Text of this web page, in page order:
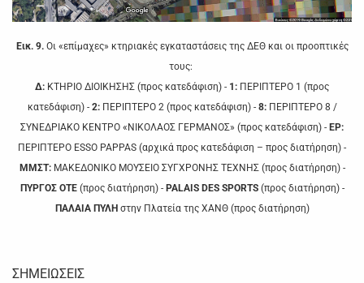
Εικ. 9. Οι «επίμαχες» κτηριακές εγκαταστάσεις της ΔΕΘ και οι προοπτικές
τους:
Δ: ΚΤΗΡΙΟ ΔΙΟΙΚΗΣΗΣ (προς κατεδάφιση) - 1: ΠΕΡΙΠΤΕΡΟ 1 (προς
κατεδάφιση) - 2:ΠΕΡΙΠΤΕΡΟ 2 (προς κατεδάφιση) - 8: ΠΕΡΙΠΤΕΡΟ 8 /
ΣΥΝΕΔΡΙΑΚΟ ΚΕΝΤΡΟ «ΝΙΚΟΛΑΟΣ ΓΕΡΜΑΝΟΣ» (προς κατεδάφιση) - ΕΡ:
ΠΕΡΙΠΤΕΡΟ ESSO PAPPAS (αρχικά προς κατεδάφιση – προς διατήρηση) -
ΜΜΣΤ:ΜΑΚΕΔΟΝΙΚΟ ΜΟΥΣΕΙΟ ΣΥΓΧΡΟΝΗΣ ΤΕΧΝΗΣ (προς διατήρηση) -
ΠΥΡΓΟΣ ΟΤΕ(προς διατήρηση) - PALAIS DES SPORTS(προς διατήρηση) -
ΠΑΛΑΙΑ ΠΥΛΗ στην Πλατεία της ΧΑΝΘ (προς διατήρηση)
ΣΗΜΕΙΩΣΕΙΣ